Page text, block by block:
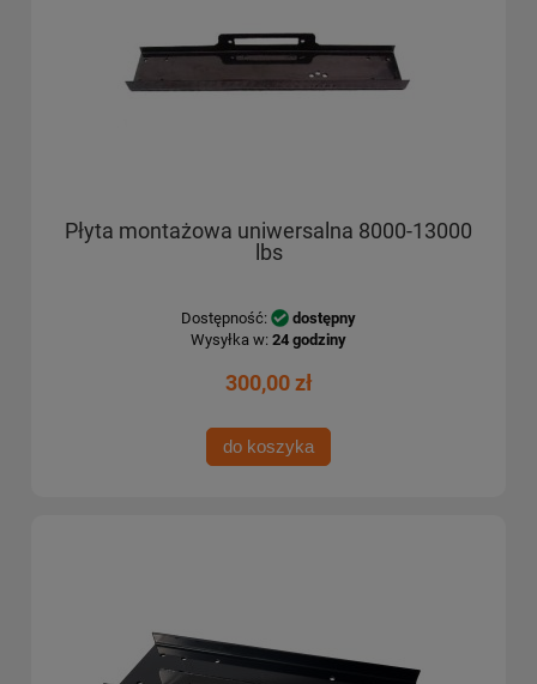
Płyta montażowa uniwersalna 8000-13000
lbs
Dostępność:
dostępny
Wysyłka w: 24 godziny
300,00 zł
do koszyka